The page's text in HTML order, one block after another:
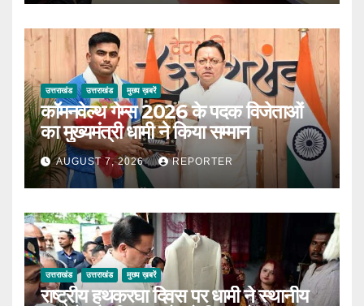
उत्तराखंड उत्तराखंड मुख्य ख़बरें
कॉमनवेल्थ गेम्स 2026 के पदक विजेताओं
का मुख्यमंत्री धामी ने किया सम्मान
AUGUST 7, 2026 REPORTER
उत्तराखंड उत्तराखंड मुख्य ख़बरें
राष्ट्रीय हथकरघा दिवस पर धामी ने स्थानीय